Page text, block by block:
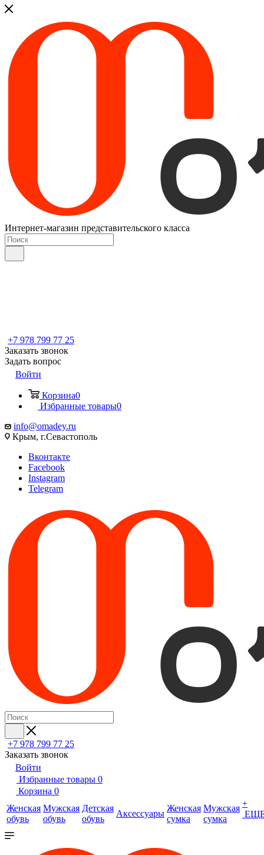
Интернет-магазин представительского класса
+7 978 799 77 25
Заказать звонок
Задать вопрос
Войти
Корзина0
Избранные товары0
info@omadey.ru
Крым, г.Севастополь
Вконтакте
Facebook
Instagram
Telegram
+7 978 799 77 25
Заказать звонок
Войти
Избранные товары 0
Корзина 0
Женская
обувь
Мужская
обувь
Детская
обувь
Аксессуары
Женская
сумка
Мужская
сумка
+